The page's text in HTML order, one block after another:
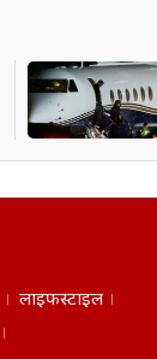
लाइफस्टाइल